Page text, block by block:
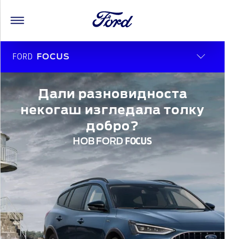
FORD FOCUS
Дали разновидноста
некогаш изгледала толку
добро?
НОВ FORD FOCUS